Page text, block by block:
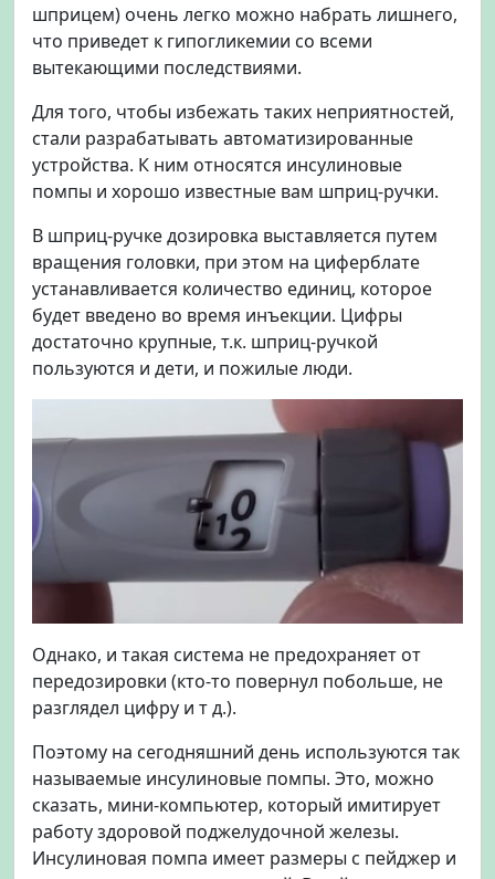
шприцем) очень легко можно набрать лишнего,
что приведет к гипогликемии со всеми
вытекающими последствиями.
Для того, чтобы избежать таких неприятностей,
стали разрабатывать автоматизированные
устройства. К ним относятся инсулиновые
помпы и хорошо известные вам шприц-ручки.
В шприц-ручке дозировка выставляется путем
вращения головки, при этом на циферблате
устанавливается количество единиц, которое
будет введено во время инъекции. Цифры
достаточно крупные, т.к. шприц-ручкой
пользуются и дети, и пожилые люди.
Однако, и такая система не предохраняет от
передозировки (кто-то повернул побольше, не
разглядел цифру и т д.).
Поэтому на сегодняшний день используются так
называемые инсулиновые помпы. Это, можно
сказать, мини-компьютер, который имитирует
работу здоровой поджелудочной железы.
Инсулиновая помпа имеет размеры с пейджер и